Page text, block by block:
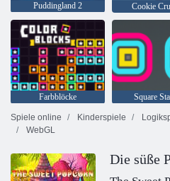
Puddingland 2 Cookie
Farbblöcke Square
Spiele online
Kinderspiele
WebGL
Die süße